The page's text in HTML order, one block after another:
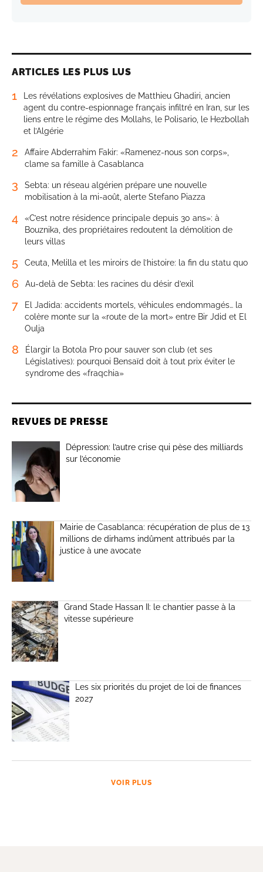
ARTICLES LES PLUS LUS
1
Les révélations explosives de Matthieu Ghadiri, ancien
agent du contre-espionnage français infiltré en Iran, sur les
liens entre le régime des Mollahs, le Polisario, le Hezbollah
et l’Algérie
2
Affaire Abderrahim Fakir: «Ramenez-nous son corps»,
clame sa famille à Casablanca
3
Sebta: un réseau algérien prépare une nouvelle
mobilisation à la mi-août, alerte Stefano Piazza
4
«C’est notre résidence principale depuis 30 ans»: à
Bouznika, des propriétaires redoutent la démolition de
leurs villas
5 Ceuta, Melilla et les miroirs de l’histoire: la fin du statu quo
6 Au-delà de Sebta: les racines du désir d’exil
7
El Jadida: accidents mortels, véhicules endommagés… la
colère monte sur la «route de la mort» entre Bir Jdid et El
Oulja
8
Élargir la Botola Pro pour sauver son club (et ses
Législatives): pourquoi Bensaïd doit à tout prix éviter le
syndrome des «fraqchia»
REVUES DE PRESSE
Dépression: l’autre crise qui pèse des milliards
sur l’économie
Mairie de Casablanca: récupération de plus de 13
millions de dirhams indûment attribués par la
justice à une avocate
Grand Stade Hassan II: le chantier passe à la
vitesse supérieure
Les six priorités du projet de loi de finances
2027
VOIR PLUS